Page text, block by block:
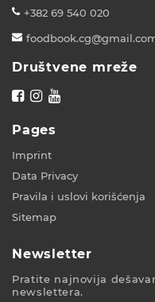
+382 69 540 020
Društvene mreže
Pages
Imprint
Data Privacy
Pravila i uslovi korišćenja
Sitemap
Newsletter
Pratite najnovija
newslettera.